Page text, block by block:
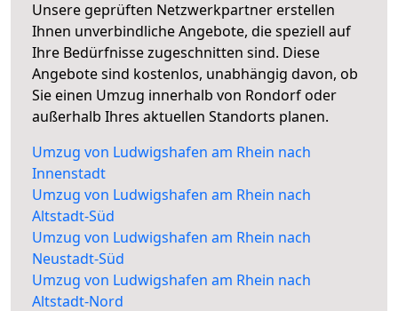
Unsere geprüften Netzwerkpartner erstellen
Ihnen unverbindliche Angebote, die speziell auf
Ihre Bedürfnisse zugeschnitten sind. Diese
Angebote sind kostenlos, unabhängig davon, ob
Sie einen Umzug innerhalb von Rondorf oder
außerhalb Ihres aktuellen Standorts planen.
Umzug von Ludwigshafen am Rhein nach
Innenstadt
Umzug von Ludwigshafen am Rhein nach
Altstadt-Süd
Umzug von Ludwigshafen am Rhein nach
Neustadt-Süd
Umzug von Ludwigshafen am Rhein nach
Altstadt-Nord